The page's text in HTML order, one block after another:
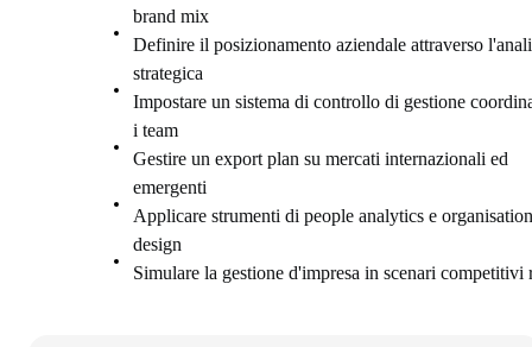
brand mix
Definire il posizionamento aziendale attraverso
strategica
Impostare un sistema di controllo di gestione
i team
Gestire un export plan su mercati internazionali ed
emergenti
Applicare strumenti di people analytics e organisation
design
Simulare la gestione d'impresa in scenari competitivi